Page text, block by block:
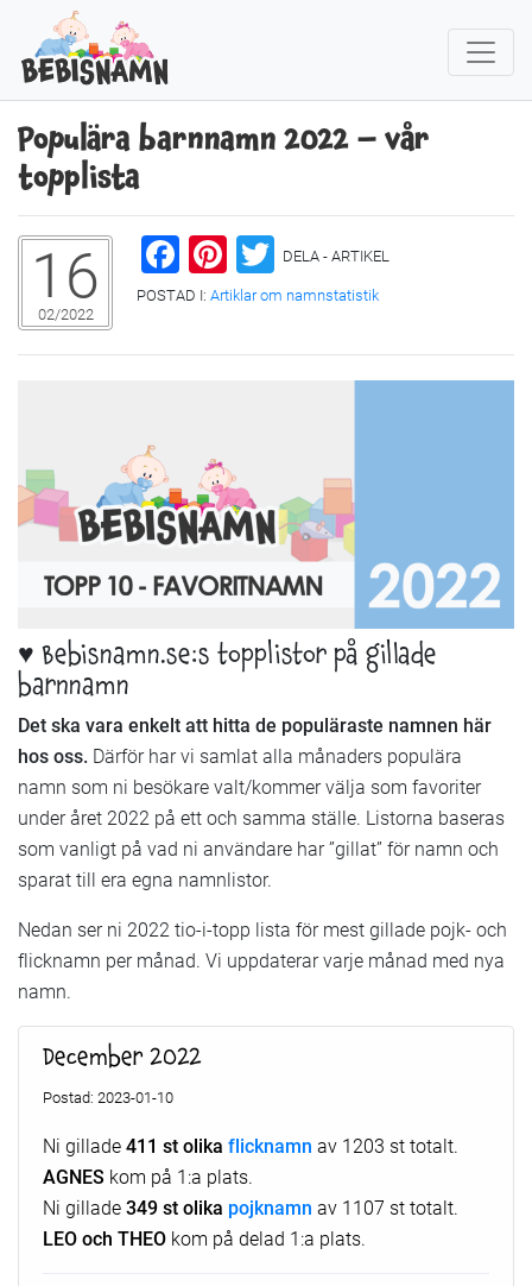
Populära barnnamn 2022 – vår
topplista
Facebook
Pinterest
Twitter
DELA - ARTIKEL
16
02/2022
POSTAD I: Artiklar om namnstatistik
♥ Bebisnamn.se:s topplistor på gillade
barnnamn
Det ska vara enkelt att hitta de populäraste namnen här
hos oss. Därför har vi samlat alla månaders populära
namn som ni besökare valt/kommer välja som favoriter
under året 2022 på ett och samma ställe. Listorna baseras
som vanligt på vad ni användare har ”gillat” för namn och
sparat till era egna namnlistor.
Nedan ser ni 2022 tio-i-topp lista för mest gillade pojk- och
flicknamn per månad. Vi uppdaterar varje månad med nya
namn.
December 2022
Postad: 2023-01-10
Ni gillade411 st olika flicknamn av 1203 st totalt.
AGNES kom på 1:a plats.
Ni gillade349 st olika pojknamn av 1107 st totalt.
LEO och THEO kom på delad 1:a plats.